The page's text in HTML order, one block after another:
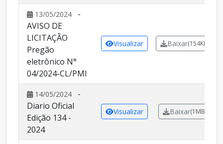
13/05/2024
-
AVISO DE
LICITAÇÃO
Pregão
eletrônico N°
04/2024-CL/PMI
Visualizar Baixar(154KB)
14/05/2024
-
Diario Oficial
Edição 134 -
2024
Visualizar Baixar(1MB)